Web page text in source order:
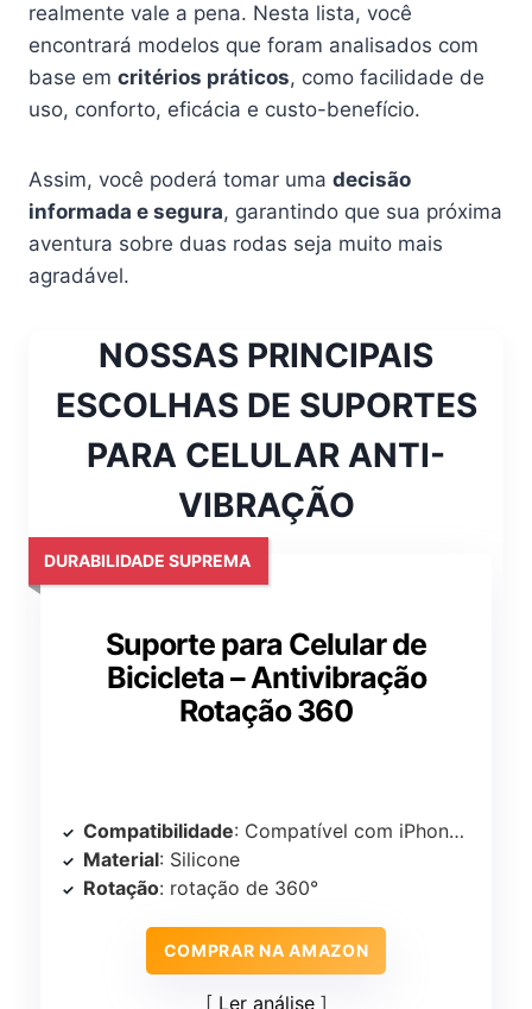
realmente vale a pena. Nesta lista, você
encontrará modelos que foram analisados com
base em critérios práticos, como facilidade de
uso, conforto, eficácia e custo-benefício.
Assim, você poderá tomar uma decisão
informada e segura, garantindo que sua próxima
aventura sobre duas rodas seja muito mais
agradável.
NOSSAS PRINCIPAIS
ESCOLHAS DE SUPORTES
PARA CELULAR ANTI-
VIBRAÇÃO
Suporte para Celular de
Bicicleta – Antivibração
Rotação 360
DURABILIDADE SUPREMA
Compatibilidade: Compatível com iPhone/Android
Material: Silicone
Rotação: rotação de 360°
COMPRAR NA AMAZON
Ler análise